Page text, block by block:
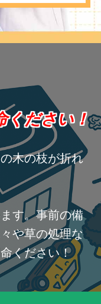
ください！
木の枝が折れ
す。事前の備
や草の処理な
ください！